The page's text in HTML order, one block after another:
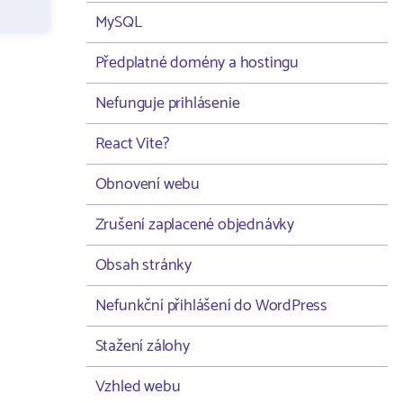
MySQL
Předplatné domény a hostingu
Nefunguje prihlásenie
React Vite?
Obnovení webu
Zrušení zaplacené objednávky
Obsah stránky
Nefunkční přihlášení do WordPress
Stažení zálohy
Vzhled webu